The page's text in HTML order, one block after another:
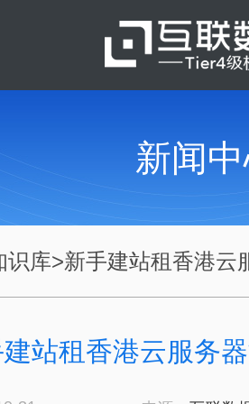
新闻
识库>新手建站租香港云
站租香港云服务